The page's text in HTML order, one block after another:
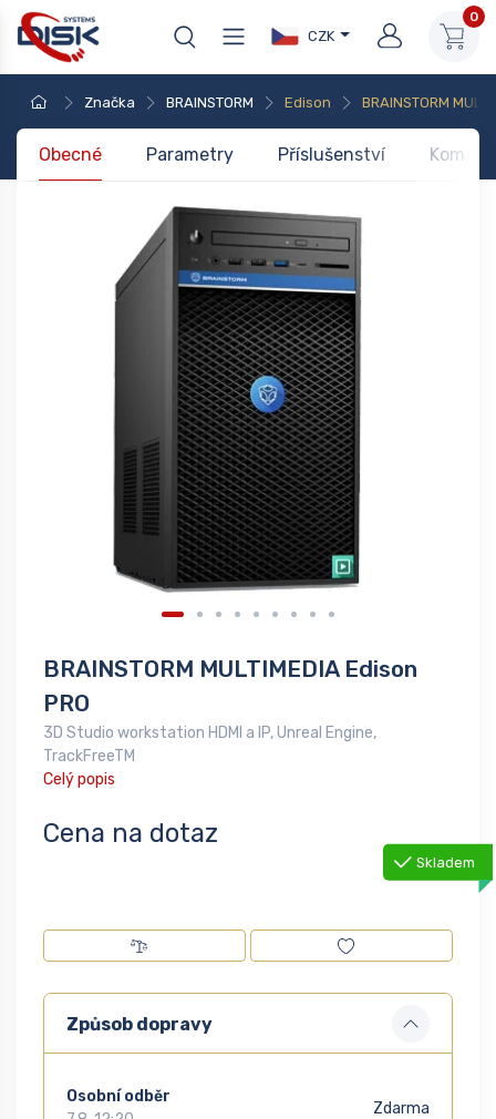
CZK
0
Značka BRAINSTORM Edison BRAINSTORM
Obecné Parametry Příslušenství
BRAINSTORM MULTIMEDIA Edison
PRO
3D Studio workstation HDMI a IP, Unreal Engine,
TrackFreeTM
Celý popis
Cena na dotaz
Skladem
Způsob dopravy
Osobní odběr
Zdarma